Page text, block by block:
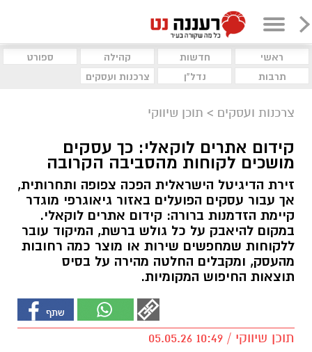
ראשי חדשות קהילה
ספורט
תרבות
נדל"ן צרכנות ועסקים
צרכנות ועסקים > תוכן שיווקי
קידום אתרים לוקאלי: כך עסקים
מושכים לקוחות מהסביבה הקרובה
זירת הדיגיטל הישראלית הפכה צפופה ותחרותית,
אך עבור עסקים הפועלים באזור גיאוגרפי מוגדר
קיימת הזדמנות ברורה: קידום אתרים לוקאלי.
במקום להיאבק על כל גולש ברשת, המיקוד עובר
ללקוחות שמחפשים שירות או מוצר כמה רחובות
מהעסק, ומקבלים החלטה מהירה על בסיס
תוצאות החיפוש המקומיות.
תוכן שיווקי / 10:49 05.05.26